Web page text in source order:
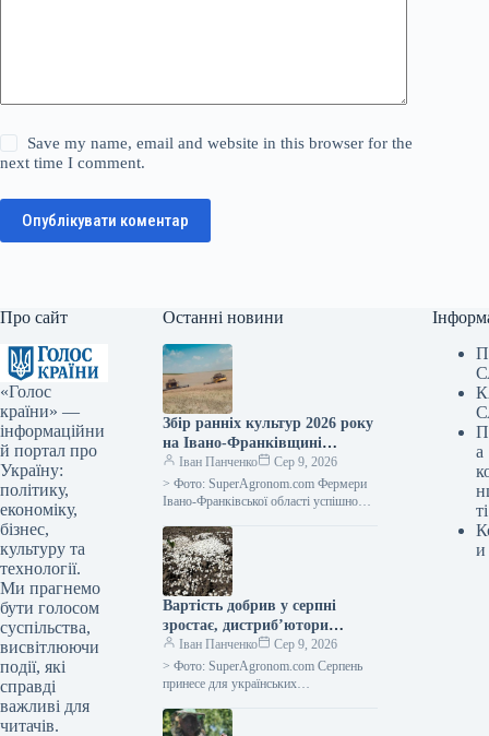
Save my name, email and website in this browser for the
next time I comment.
Опублікувати коментар
Про сайт
«Голос
країни» —
інформаційни
й портал про
Україну:
політику,
економіку,
бізнес,
культуру та
технології.
Ми прагнемо
бути голосом
суспільства,
висвітлюючи
події, які
справді
важливі для
читачів.
Останні новини
Збір ранніх культур 2026 року
на Івано-Франківщині
закінчено, середня
врожайність зернових – 5,64
тонни з гектара, повідомляє
Іван Панченко
Сер 9, 2026
> Фото: SuperAgronom.com Фермери
Івано-Франківської області успішно
зернобобових культур. Згідно з
оперативними відомостями від
департаменту…
Вартість добрив у серпні
зростає, дистриб’ютори
припиняють продаж у борг —
SuperAgronom.com
Іван Панченко
Сер 9, 2026
> Фото: SuperAgronom.com Серпень
принесе для українських
добрива та обмежені можливості їх
а
ті
и